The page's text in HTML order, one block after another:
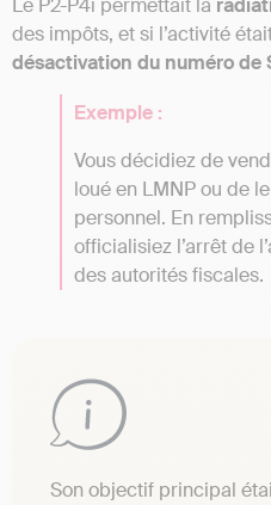
des impôts, et si l’activité
désactivation du numéro de
Exemple :
Vous décidiez de
loué en LMNP ou de
personnel. En
officialisiez l’arrêt de
des autorités fiscales.
Son objectif principal